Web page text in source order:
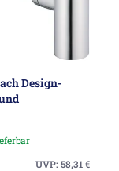
Design-
UVP:58,31€